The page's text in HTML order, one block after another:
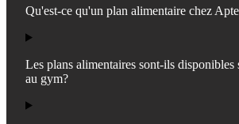
Qu'est-ce qu'un plan alimentaire chez
Les plans alimentaires sont-ils disponibles
au gym?